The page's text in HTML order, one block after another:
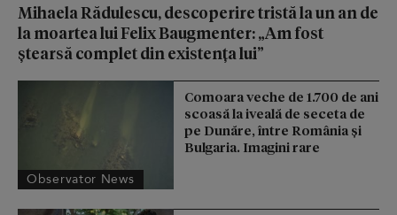
Mihaela Rădulescu, descoperire tristă la un an de
la moartea lui Felix Baugmenter: „Am fost
ștearsă complet din existența lui”
Observator News
Comoara veche de 1.700 de ani
scoasă la iveală de seceta de
pe Dunăre, între România şi
Bulgaria. Imagini rare